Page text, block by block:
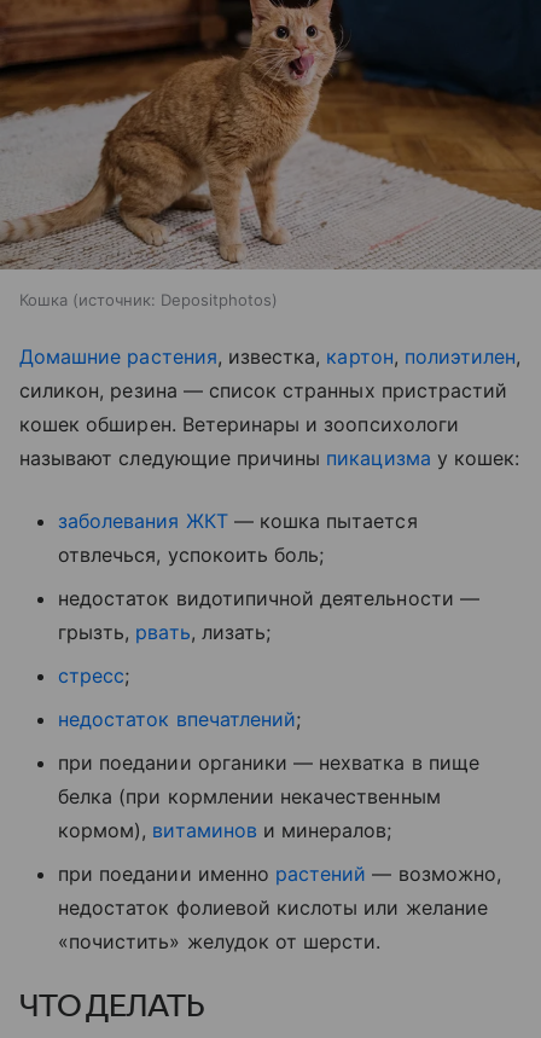
Кошка источник: Depositphotos
Домашние растения, известка, картон, полиэтилен,
силикон, резина — список странных пристрастий
кошек обширен. Ветеринары и зоопсихологи
называют следующие причины пикацизма у кошек:
заболевания ЖКТ— кошка пытается
отвлечься, успокоить боль;
недостаток видотипичной деятельности —
грызть, рвать, лизать;
стресс;
недостаток впечатлений;
при поедании органики — нехватка в пище
белка (при кормлении некачественным
кормом), витаминов и минералов;
при поедании именно растений — возможно,
недостаток фолиевой кислоты или желание
«почистить» желудок от шерсти.
ЧТО ДЕЛАТЬ